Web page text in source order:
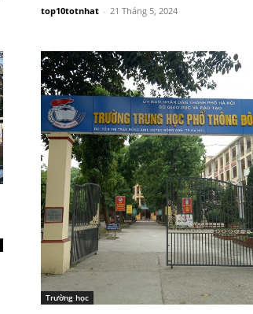
top10totnhat - 21 Tháng 5, 2024
Trường học